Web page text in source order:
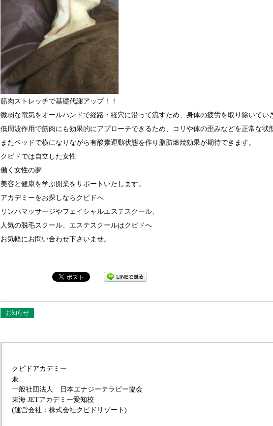
筋肉ストレッチで基礎代謝アップ！！
微弱な電気をオールハンドで経路・経穴に沿って流すため、身体の疲労を取り除いてい
低周波作用で筋肉にも効果的にアプローチできるため、コリや体の歪みなどを正常な
またベッドで横になりながら有酸素運動状態を作り脂肪燃焼効果が期待できます。
クピドでは自立した女性
働く女性の夢
美容と健康を学ぶ開業をサポートいたします。
アカデミーをお探しならクピドへ
リンパマッサージやフェイシャルエステスクール、
人気の脱毛スクール、エステスクールはクピドへ
お気軽にお問い合わせ下さいませ。
お知らせ
クピドアカデミー
兼
一般社団法人 日本エナジーテラピー協会
東海 JETアカデミー愛知校
(運営会社：株式会社クピドリゾート)